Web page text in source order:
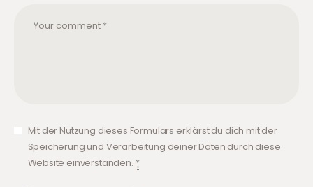
Mit der Nutzung dieses Formulars erklärst du dich mit der
Speicherung und Verarbeitung deiner Daten durch diese
Website einverstanden. *